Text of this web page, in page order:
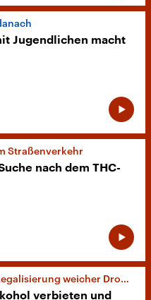
Jugendlichen macht
Straßenverkehr
nach dem THC-
weicher Drogen
verbieten und